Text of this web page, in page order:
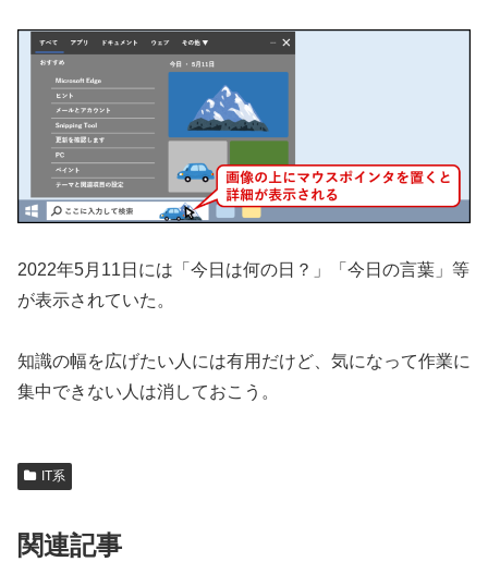
2022年5月11日には「今日は何の日？」「今日の言葉」等
が表示されていた。
知識の幅を広げたい人には有用だけど、気になって作業に
集中できない人は消しておこう。
IT系
関連記事